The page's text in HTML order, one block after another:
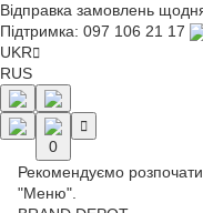
Відправка замовлень
Підтримка: 097 106 21 17
UKR
RUS
0
Рекомендуємо
"Меню".